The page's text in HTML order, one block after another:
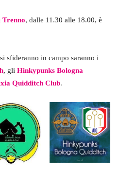
Trenno, dalle 11.30 alle 18.00, è
sfideranno in campo saranno i
, gli Hinkypunks Bologna
Quidditch Club.